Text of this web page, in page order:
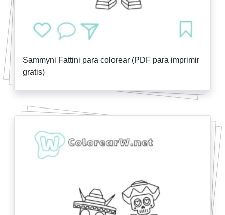
Sammyni Fattini para colorear (PDF para imprimir
gratis)